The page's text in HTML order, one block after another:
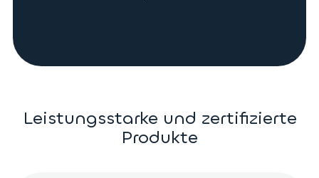
Leistungsstarke und zertifizierte
Produkte